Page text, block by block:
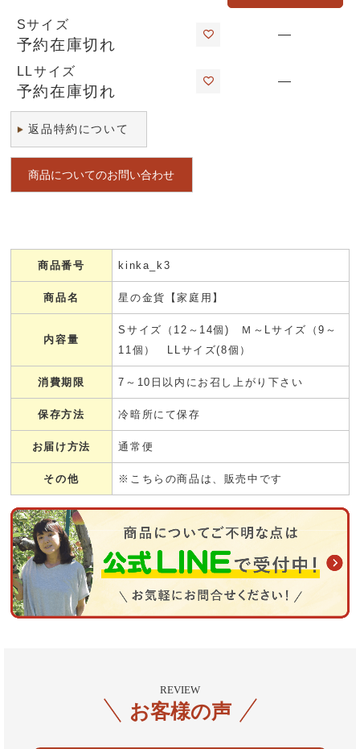
Sサイズ
予約在庫切れ
—
LLサイズ
予約在庫切れ
—
返品特約について
商品についてのお問い合わせ
商品番号 kinka_k3
商品名 星の金貨【家庭用】
内容量
Sサイズ（12～14個) Ｍ～Lサイズ（9～
11個） LLサイズ(8個）
消費期限 7～10日以内にお召し上がり下さい
保存方法 冷暗所にて保存
お届け方法 通常便
その他 ※こちらの商品は、販売中です
REVIEW
お客様の声